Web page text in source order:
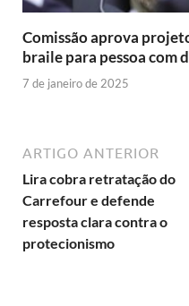
Comissão aprova
braile para pessoa com
7 de janeiro de 2025
ARTIGO ANTERIOR
Lira cobra retratação do
Carrefour e defende
resposta clara contra o
protecionismo